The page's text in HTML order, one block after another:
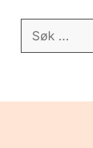
Søk